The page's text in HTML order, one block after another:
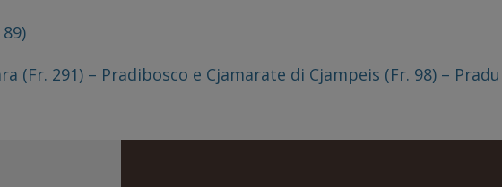
(Fr. 291) – Pradibosco e Cjamarate di Cjampeis (Fr. 98) –